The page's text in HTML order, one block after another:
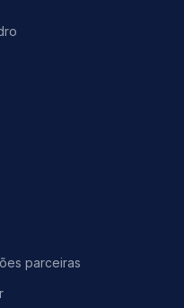
parceiras